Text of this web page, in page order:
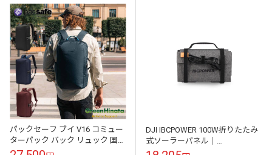
パックセーフ ブイ V16 コミュー
ターパック バック リュック 国内
正規品
DJI IBCPOWER 100W折りたたみ
式ソーラーパネル｜
CP.DY.00000205.01